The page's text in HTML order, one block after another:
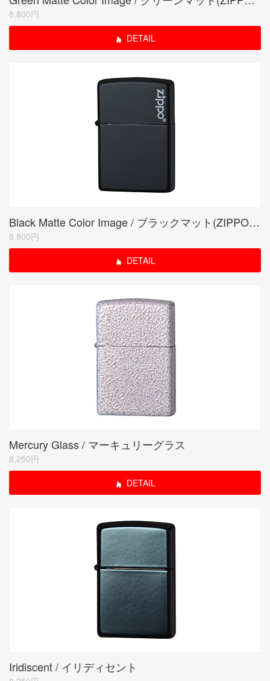
8,800円
DETAIL
Black Matte Color Image / ブラックマット(ZIPPO LOGO)
8,800円
DETAIL
Mercury Glass / マーキュリーグラス
8,250円
DETAIL
Iridiscent / イリディセント